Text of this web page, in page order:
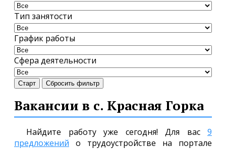
Тип занятости
График работы
Сфера деятельности
Старт Сбросить фильтр
Вакансии в с. Красная Горка
Найдите работу уже сегодня! Для вас 9
предложений о трудоустройстве на портале